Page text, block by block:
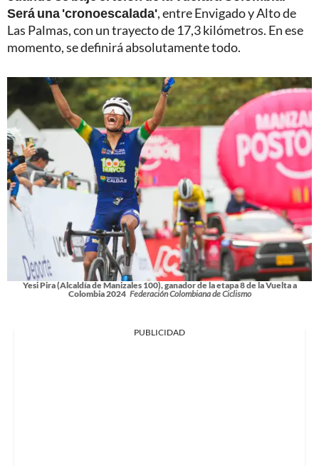
Será una 'cronoescalada', entre Envigado y Alto de
Las Palmas, con un trayecto de 17,3 kilómetros. En ese
momento, se definirá absolutamente todo.
Yesi Pira (Alcaldía de Manizales 100), ganador de la etapa 8 de la Vuelta a
Colombia 2024 Federación Colombiana de Ciclismo
PUBLICIDAD